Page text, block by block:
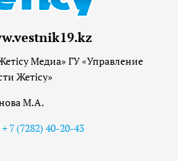
Медиа» ГУ «Управление
Жетісу»
М.А.
+ 7 (7282) 40-20-43